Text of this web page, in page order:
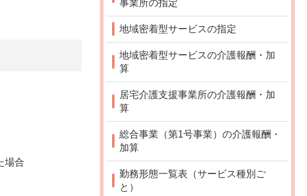
場合
事業所の指定
地域密着型サービスの指定
地域密着型サービスの介護報酬・加
算
居宅介護支援事業所の介護報酬・加
算
総合事業（第1号事業）の介護報酬・
加算
勤務形態一覧表（サービス種別ご
と）